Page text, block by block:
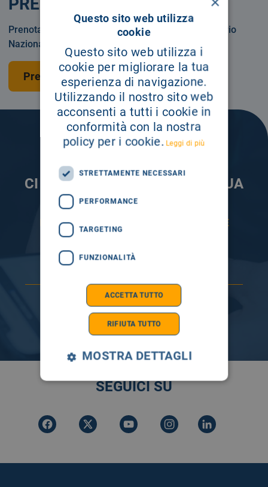
CI PRENDIAMO CURA DELLA TUA
INFORMAZIONE
ISCRIVITI AI NOSTRI CANALI PER RESTARE
SEMPRE AGGIORNATO
Prenotare una visita o un esame in Servizio Sanitario
Nazionale o privatamente.
Prenota una visita
SEGUICI SU
Questo sito web utilizza
cookie
Questo sito web utilizza i
cookie per migliorare la tua
esperienza di navigazione.
Utilizzando il nostro sito web
acconsenti a tutti i cookie in
conformità con la nostra
policy per i cookie. Leggi di più
STRETTAMENTE NECESSARI
PERFORMANCE
TARGETING
FUNZIONALITÀ
ACCETTA TUTTO
RIFIUTA TUTTO
MOSTRA DETTAGLI